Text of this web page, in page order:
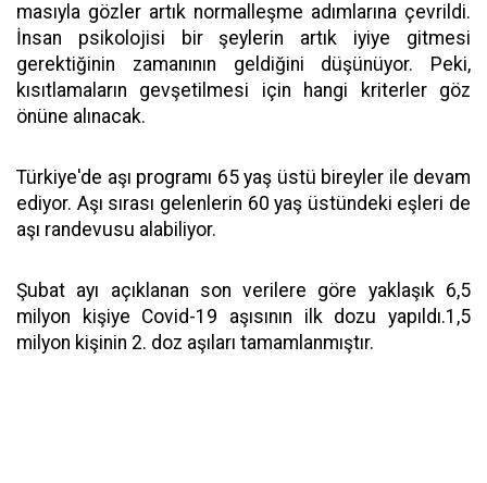
masıyla gözler artık normalleşme adımlarına çevrildi.
İnsan psikolojisi bir şeylerin artık iyiye gitmesi
gerektiğinin zamanının geldiğini düşünüyor. Peki,
kısıtlamaların gevşetilmesi için hangi kriterler göz
önüne alınacak.
Türkiye'de aşı programı 65 yaş üstü bireyler ile devam
ediyor. Aşı sırası gelenlerin 60 yaş üstündeki eşleri de
aşı randevusu alabiliyor.
Şubat ayı açıklanan son verilere göre yaklaşık 6,5
milyon kişiye Covid-19 aşısının ilk dozu yapıldı.1,5
milyon kişinin 2. doz aşıları tamamlanmıştır.